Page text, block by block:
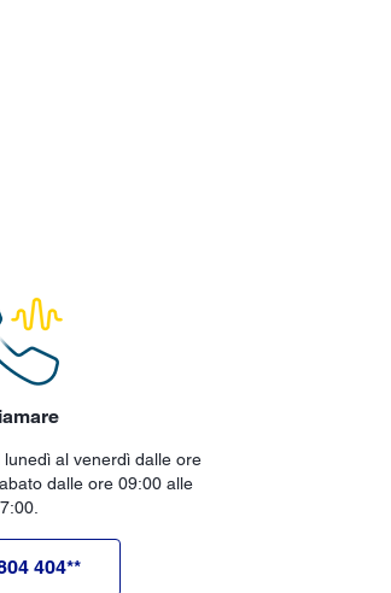
al venerdì dalle ore
dalle ore 09:00 alle
404**